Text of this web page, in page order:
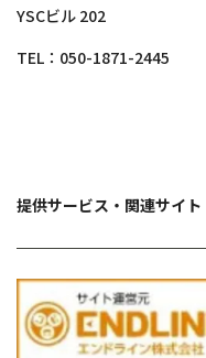
YSCビル 202
TEL： 050-1871-2445
提供サービス・関連サイト